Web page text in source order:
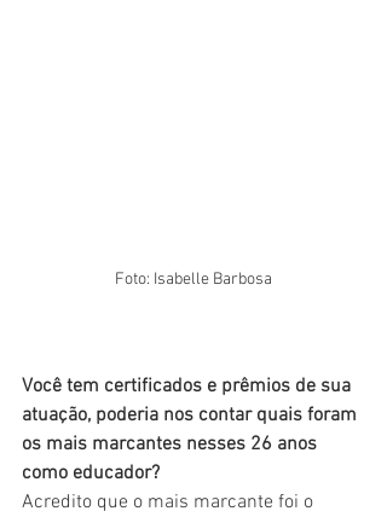
Foto: Isabelle Barbosa
Você tem certificados e prêmios de sua
atuação, poderia nos contar quais foram
os mais marcantes nesses 26 anos
como educador?
Acredito que o mais marcante foi o